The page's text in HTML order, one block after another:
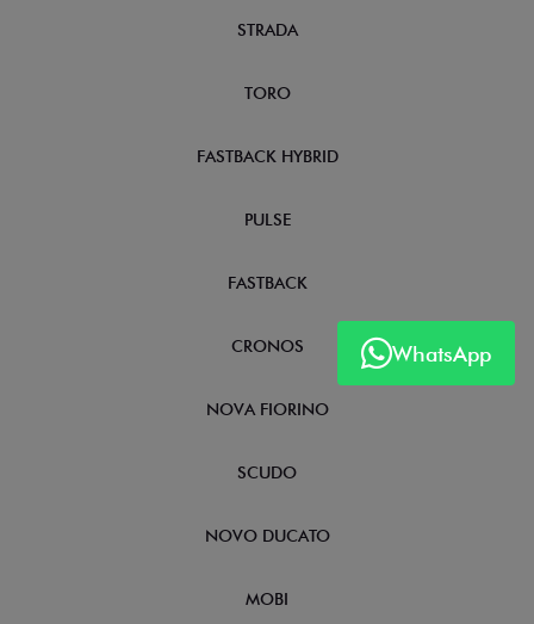
WhatsApp
STRADA
TORO
FASTBACK HYBRID
PULSE
FASTBACK
CRONOS
NOVA FIORINO
SCUDO
NOVO DUCATO
MOBI